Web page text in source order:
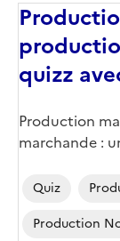
quizz
Production
marchande :
Quiz
Production